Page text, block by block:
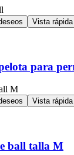
Vista rápida
para
Vista rápida
ball talla M